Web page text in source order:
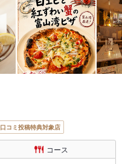
口コミ投稿特典対象店
コース